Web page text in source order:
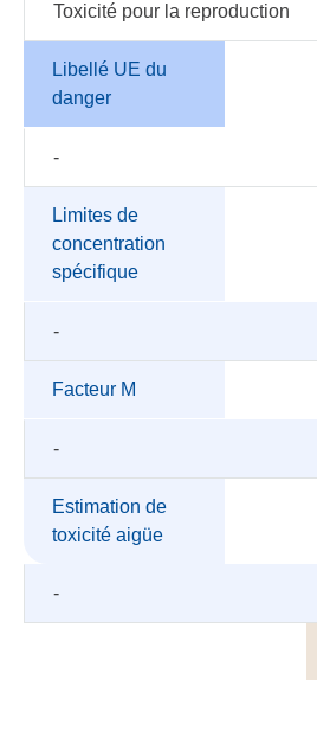
Toxicité pour la reproduction
Libellé UE du
danger
-
Limites de
concentration
spécifique
-
Facteur M
-
Estimation de
toxicité aigüe
-